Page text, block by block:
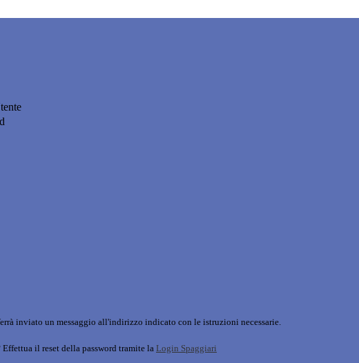
inviato un messaggio all'indirizzo indicato con le istruzioni necessarie.
il reset della password tramite la Login Spaggiari